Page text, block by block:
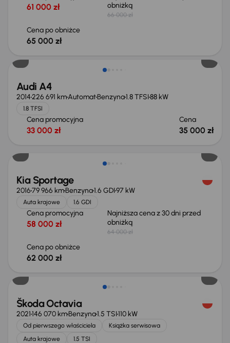
61 000 zł
obniżką
66 000 zł
Cena po obniżce
65 000 zł
Audi A4
2014226 691 kmAutomatBenzyna1.8 TFSI88 kW
1.8 TFSI
Cena promocyjna
33 000 zł
Cena
35 000 zł
Kia Sportage
201679 966 kmBenzyna1.6 GDI97 kW
Auta krajowe 1.6 GDI
Cena promocyjna
58 000 zł
Najniższa cena z 30 dni przed
obniżką
64 000 zł
Cena po obniżce
62 000 zł
Taniej o 1 000 zł
Škoda Octavia
2021146 070 kmBenzyna1.5 TSI110 kW
Od pierwszego właściciela
Książka serwisowa
Auta krajowe
1.5 TSI